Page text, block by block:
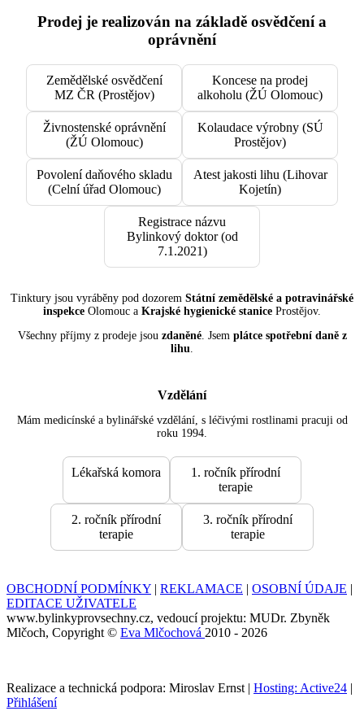
Prodej je realizován na základě osvědčení a
oprávnění
Zemědělské osvědčení
MZ ČR (Prostějov)
Koncese na prodej
alkoholu (ŽÚ Olomouc)
Živnostenské oprávnění
(ŽÚ Olomouc)
Kolaudace výrobny (SÚ
Prostějov)
Povolení daňového skladu
(Celní úřad Olomouc)
Atest jakosti lihu (Lihovar
Kojetín)
Registrace názvu
Bylinkový doktor (od
7.1.2021)
Tinktury jsou vyráběny pod dozorem Státní zemědělské a potravinářské
inspekce Olomouc a Krajské hygienické stanice Prostějov.
Všechny příjmy z prodeje jsou zdaněné. Jsem plátce spotřební daně z
lihu
Vzdělání
Mám medicínské a bylinářské vzdělání, s léčivými rostlinami pracuji od
roku 1994.
Lékařská komora
1. ročník přírodní
terapie
2. ročník přírodní
terapie
3. ročník přírodní
terapie
OBCHODNÍ PODMÍNKY | REKLAMACE | OSOBNÍ ÚDAJE |
EDITACE UŽIVATELE
www.bylinkyprovsechny.cz, vedoucí projektu: MUDr. Zbyněk
Mlčoch, Copyright © Eva Mlčochová 2010 - 2026
Realizace a technická podpora: Miroslav Ernst | Hosting: Active24 |
Přihlášení